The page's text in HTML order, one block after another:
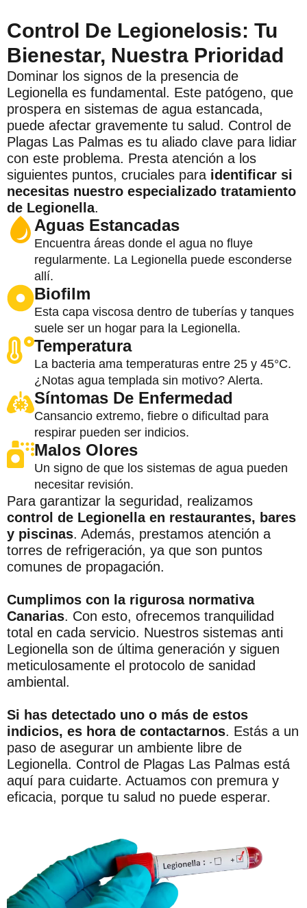
Control De Legionelosis: Tu
Bienestar, Nuestra Prioridad
Dominar los signos de la presencia de
Legionella es fundamental. Este patógeno, que
prospera en sistemas de agua estancada,
puede afectar gravemente tu salud. Control de
Plagas Las Palmas es tu aliado clave para lidiar
con este problema. Presta atención a los
siguientes puntos, cruciales para identificar si
necesitas nuestro especializado tratamiento
de Legionella.
Aguas Estancadas
Encuentra áreas donde el agua no fluye
regularmente. La Legionella puede esconderse
allí.
Biofilm
Esta capa viscosa dentro de tuberías y tanques
suele ser un hogar para la Legionella.
Temperatura
La bacteria ama temperaturas entre 25 y 45°C.
¿Notas agua templada sin motivo? Alerta.
Síntomas De Enfermedad
Cansancio extremo, fiebre o dificultad para
respirar pueden ser indicios.
Malos Olores
Un signo de que los sistemas de agua pueden
necesitar revisión.
Para garantizar la seguridad, realizamos
control de Legionella en restaurantes, bares
y piscinas. Además, prestamos atención a
torres de refrigeración, ya que son puntos
comunes de propagación.
Cumplimos con la rigurosa normativa
Canarias. Con esto, ofrecemos tranquilidad
total en cada servicio. Nuestros sistemas anti
Legionella son de última generación y siguen
meticulosamente el protocolo de sanidad
ambiental.
Si has detectado uno o más de estos
indicios, es hora de contactarnos. Estás a un
paso de asegurar un ambiente libre de
Legionella. Control de Plagas Las Palmas está
aquí para cuidarte. Actuamos con premura y
eficacia, porque tu salud no puede esperar.